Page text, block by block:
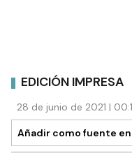
EDICIÓN IMPRESA
28 de junio de 2021 |
Añadir como fuente en